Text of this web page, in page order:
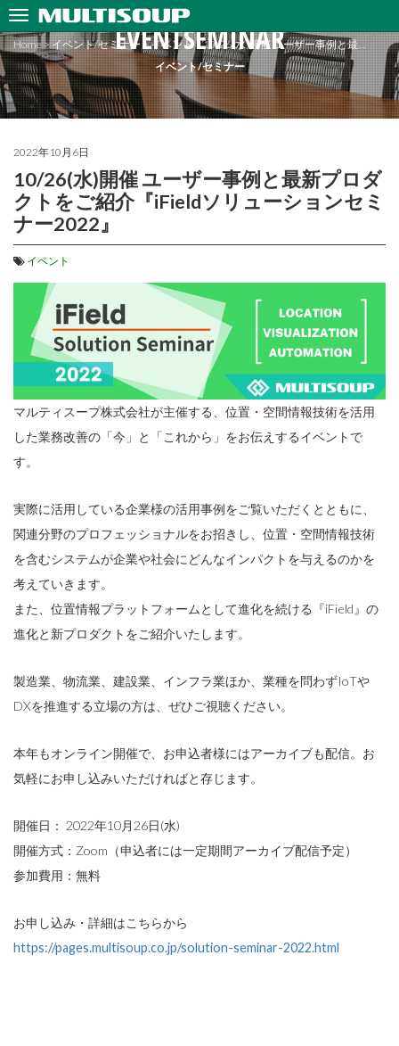
EVENTSEMINAR
イベント/セミナー
Home>イベント/セミナー>イベント>10/26(水)開催 ユーザー事例と最…
2022年10月6日
10/26(水)開催 ユーザー事例と最新プロダ
クトをご紹介『iFieldソリューションセミ
ナー2022』
イベント
マルティスープ株式会社が主催する、位置・空間情報技術を活用
した業務改善の「今」と「これから」をお伝えするイベントで
す。
実際に活用している企業様の活用事例をご覧いただくとともに、
関連分野のプロフェッショナルをお招きし、位置・空間情報技術
を含むシステムが企業や社会にどんなインパクトを与えるのかを
考えていきます。
また、位置情報プラットフォームとして進化を続ける『iField』の
進化と新プロダクトをご紹介いたします。
製造業、物流業、建設業、インフラ業ほか、業種を問わずIoTや
DXを推進する立場の方は、ぜひご視聴ください。
本年もオンライン開催で、お申込者様にはアーカイブも配信。お
気軽にお申し込みいただければと存じます。
開催日： 2022年10月26日(水)
開催方式：Zoom（申込者には一定期間アーカイブ配信予定）
参加費用：無料
お申し込み・詳細はこちらから
https://pages.multisoup.co.jp/solution-seminar-2022.html